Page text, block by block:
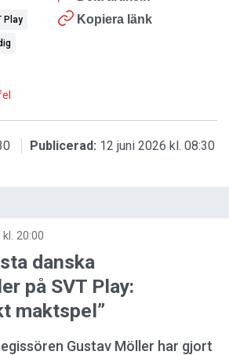
Kopiera länk
Play
Publicerad: 12 juni 2026 kl. 08:30
20:00
danska
på SVT Play:
maktspel”
Gustav Möller har gjort